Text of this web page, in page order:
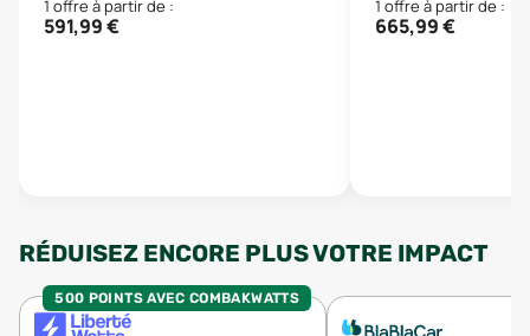
1 offre à partir de :
591,99€
1 offre à partir de :
665,99€
RÉDUISEZ ENCORE PLUS VOTRE IMPACT
500 POINTS AVEC COMBAKWATTS